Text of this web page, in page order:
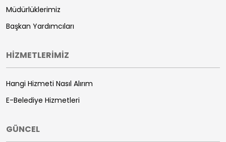
Müdürlüklerimiz
Başkan Yardımcıları
HİZMETLERİMİZ
Hangi Hizmeti Nasıl Alırım
E-Belediye Hizmetleri
GÜNCEL